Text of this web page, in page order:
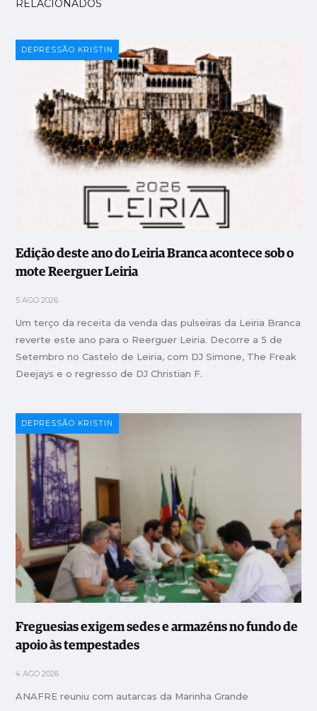
RELACIONADOS
DEPRESSÃO KRISTIN
Edição deste ano do Leiria Branca acontece sob o
mote Reerguer Leiria
5 AGO 2026
Um terço da receita da venda das pulseiras da Leiria Branca
reverte este ano para o Reerguer Leiria. Decorre a 5 de
Setembro no Castelo de Leiria, com DJ Simone, The Freak
Deejays e o regresso de DJ Christian F.
DEPRESSÃO KRISTIN
Freguesias exigem sedes e armazéns no fundo de
apoio às tempestades
4 AGO 2026
ANAFRE reuniu com autarcas da Marinha Grande